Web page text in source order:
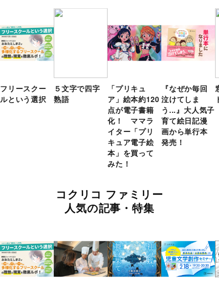
フリースクー
ルという選択
５文字で四字
熟語
「プリキュ
ア」絵本約120
点が電子書籍
化！ ママラ
イター「プリ
キュア電子絵
本」を買って
みた！
『なぜか毎回
泣けてしま
う...』大人気子
育て絵日記漫
画から単行本
発売！
コクリコ ファミリー
人気の記事・特集